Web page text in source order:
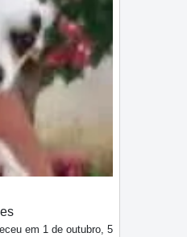
em 1 de outubro, 5